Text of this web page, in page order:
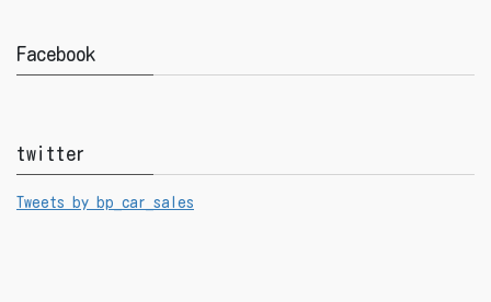
Facebook
twitter
Tweets by bp_car_sales